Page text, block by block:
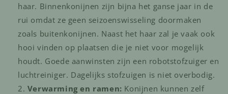
haar. Binnenkonijnen zijn bijna het ganse jaar in de
rui omdat ze geen seizoenswisseling doormaken
zoals buitenkonijnen. Naast het haar zal je vaak ook
hooi vinden op plaatsen die je niet voor mogelijk
houdt. Goede aanwinsten zijn een robotstofzuiger en
luchtreiniger. Dagelijks stofzuigen is niet overbodig.
Verwarming en ramen: Konijnen kunnen zelf